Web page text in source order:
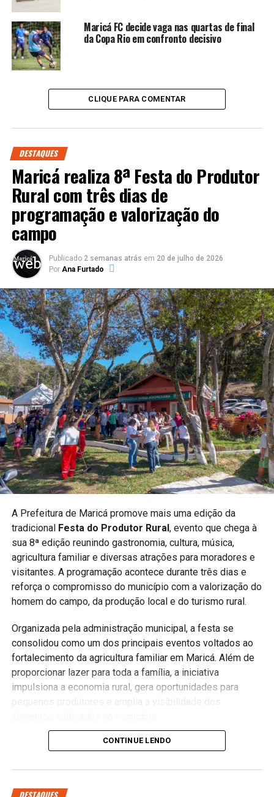
Maricá FC decide vaga nas quartas de final
da Copa Rio em confronto decisivo
CLIQUE PARA COMENTAR
DESTAQUES
Maricá realiza 8ª Festa do Produtor
Rural com três dias de
programação e valorização do
campo
Publicado 2 semanas atrás em 20 de julho de 2026
Por Ana Furtado
A Prefeitura de Maricá promove mais uma edição da
tradicional Festa do Produtor Rural, evento que chega à
sua 8ª edição reunindo gastronomia, cultura, música,
agricultura familiar e diversas atrações para moradores e
visitantes. A programação acontece durante três dias e
reforça o compromisso do município com a valorização do
homem do campo, da produção local e do turismo rural.
Organizada pela administração municipal, a festa se
consolidou como um dos principais eventos voltados ao
fortalecimento da agricultura familiar em Maricá. Além de
proporcionar lazer para toda a família, a iniciativa
impulsiona a economia rural, gera oportunidades para
Valorização da agricultura familiar
Ao longo da programação, os visitantes poderão conhecer
produtos produzidos por agricultores da cidade, além de
CONTINUE LENDO
DESTAQUES